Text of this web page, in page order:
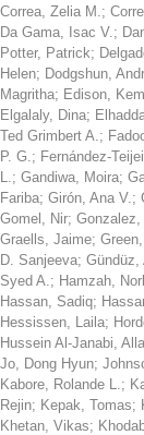
Correa, Zelia M.;
Da Gama, Isac V.;
Potter, Patrick;
Helen; Dodgshun,
Magritha; Edison,
Elgalaly, Dina;
Ted Grimbert A.;
P. G.; Fernández-
L.; Gandiwa, Moira;
Fariba; Girón, Ana V.;
Gomel, Nir; Gonzalez,
Graells, Jaime;
D. Sanjeeva; Gündüz,
Syed A.; Hamzah,
Hassan, Sadiq;
Hessissen, Laila;
Hussein Al-Janabi,
Jo, Dong Hyun;
Kabore, Rolande L.;
Rejin; Kepak, Tomas;
Khetan, Vikas;